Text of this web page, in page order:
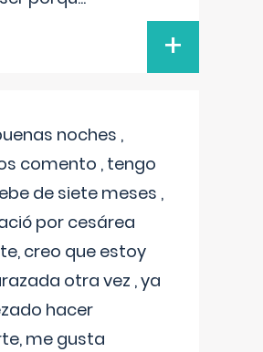
+
noches ,
comento , tengo
de siete meses ,
por cesárea
creo que estoy
otra vez , ya
hacer
me gusta